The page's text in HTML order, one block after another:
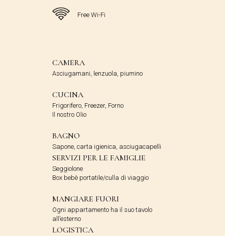
Free Wi-Fi
CAMERA
Asciugamani, lenzuola, piumino
CUCINA
Frigorifero, Freezer, Forno
Il nostro Olio
BAGNO
Sapone, carta igienica, asciugacapelli
SERVIZI PER LE FAMIGLIE
Seggiolone
Box bebè portatile/culla di viaggio
MANGIARE FUORI
Ogni appartamento ha il suo tavolo
all’esterno
LOGISTICA